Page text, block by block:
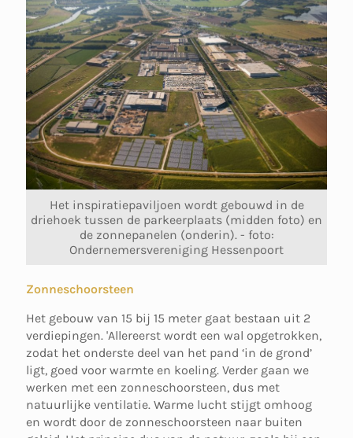
Het inspiratiepaviljoen wordt gebouwd in de
driehoek tussen de parkeerplaats (midden foto) en
de zonnepanelen (onderin). - foto:
Ondernemersvereniging Hessenpoort
Zonneschoorsteen
Het gebouw van 15 bij 15 meter gaat bestaan uit 2
verdiepingen. 'Allereerst wordt een wal opgetrokken,
zodat het onderste deel van het pand ‘in de grond’
ligt, goed voor warmte en koeling. Verder gaan we
werken met een zonneschoorsteen, dus met
natuurlijke ventilatie. Warme lucht stijgt omhoog
en wordt door de zonneschoorsteen naar buiten